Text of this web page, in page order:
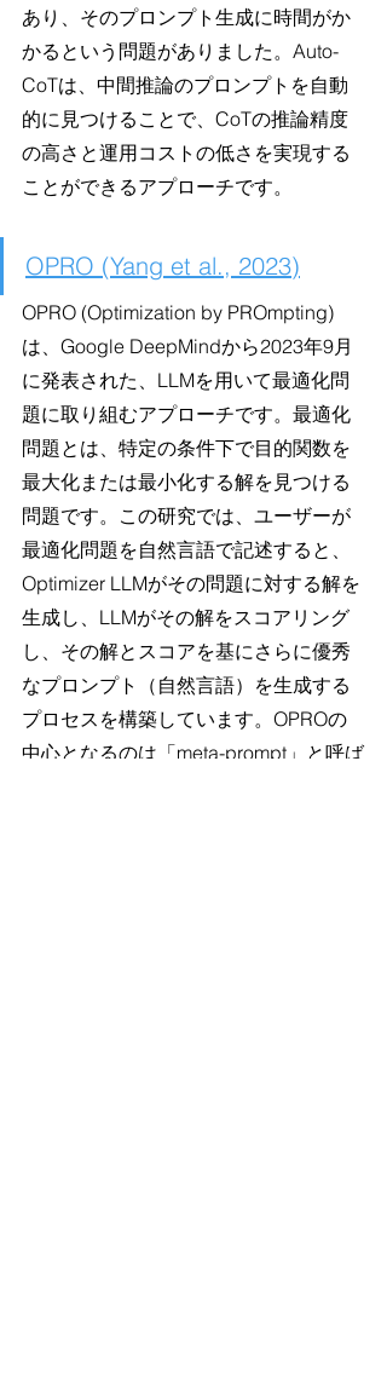
あり、そのプロンプト生成に時間がか
かるという問題がありました。Auto-
CoTは、中間推論のプロンプトを自動
的に見つけることで、CoTの推論精度
の高さと運用コストの低さを実現する
ことができるアプローチです。
OPRO (Yang et al., 2023)
OPRO (Optimization by PROmpting)
は、Google DeepMindから2023年9月
に発表された、LLMを用いて最適化問
題に取り組むアプローチです。最適化
問題とは、特定の条件下で目的関数を
最大化または最小化する解を見つける
問題です。この研究では、ユーザーが
最適化問題を自然言語で記述すると、
Optimizer LLMがその問題に対する解を
生成し、LLMがその解をスコアリング
し、その解とスコアを基にさらに優秀
なプロンプト（自然言語）を生成する
プロセスを構築しています。OPROの
中心となるのは「meta-prompt」と呼ば